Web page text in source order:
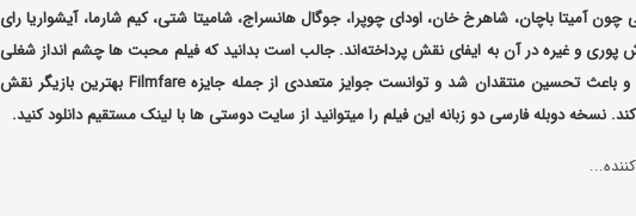
چون آمیتا باچان، شاهرخ خان، اودای چوپرا، جوگال هانسراج، شامیتا شتی، کیم شارما، آیشواریا رای
پوری و غیره در آن به ایفای نقش پرداخته‌اند. جالب است بدانید که فیلم محبت ها چشم انداز شغلی
آمیتا باچان را تغییر داد و باعث تحسین منتقدان شد و توانست جوایز متعددی از جمله جایزه Filmfare بهترین بازیگر نقش
نسخه دوبله فارسی دو زبانه این فیلم را میتوانید از سایت دوستی ها با لینک مستقیم دانلود کنید.